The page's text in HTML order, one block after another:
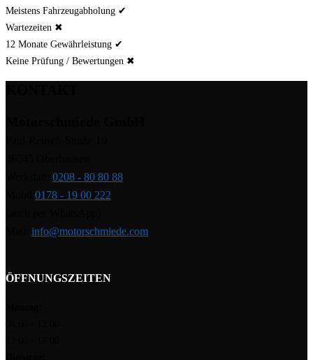
Meistens Fahrzeugabholung ✔
Wartezeiten ✖
12 Monate Gewährleistung ✔
Keine Prüfung / Bewertungen ✖
0208 - 80 80 88
0178 - 19 00 222
info@motorschmiede.com
ÖFFNUNGSZEITEN